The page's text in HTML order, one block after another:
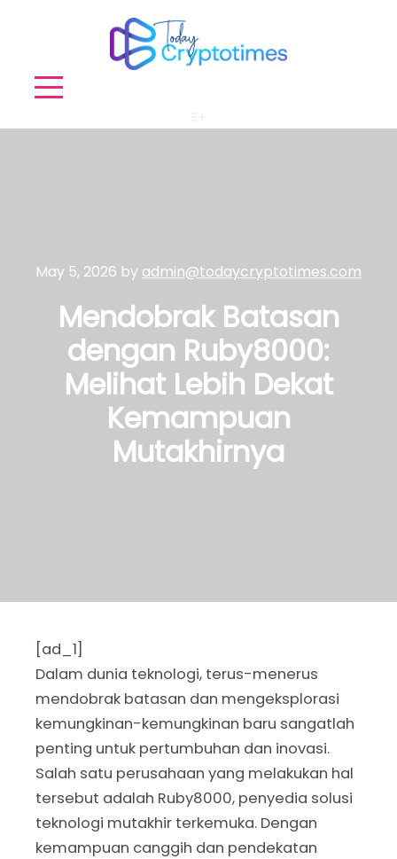
May 5, 2026 by admin@todaycryptotimes.com
Mendobrak Batasan
dengan Ruby8000:
Melihat Lebih Dekat
Kemampuan
Mutakhirnya
[ad_1]
Dalam dunia teknologi, terus-menerus
mendobrak batasan dan mengeksplorasi
kemungkinan-kemungkinan baru sangatlah
penting untuk pertumbuhan dan inovasi.
Salah satu perusahaan yang melakukan hal
tersebut adalah Ruby8000, penyedia solusi
teknologi mutakhir terkemuka. Dengan
kemampuan canggih dan pendekatan